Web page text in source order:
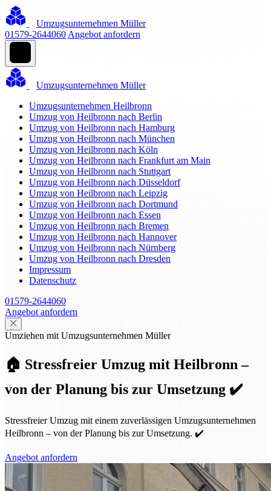
Umzugsunternehmen Müller
01579-2644060 Angebot anfordern
Umzugsunternehmen Müller
Umzugsunternehmen Heilbronn
Umzug von Heilbronn nach Berlin
Umzug von Heilbronn nach Hamburg
Umzug von Heilbronn nach München
Umzug von Heilbronn nach Köln
Umzug von Heilbronn nach Frankfurt am Main
Umzug von Heilbronn nach Stuttgart
Umzug von Heilbronn nach Düsseldorf
Umzug von Heilbronn nach Leipzig
Umzug von Heilbronn nach Dortmund
Umzug von Heilbronn nach Essen
Umzug von Heilbronn nach Bremen
Umzug von Heilbronn nach Hannover
Umzug von Heilbronn nach Nürnberg
Umzug von Heilbronn nach Dresden
Impressum
Datenschutz
01579-2644060
Angebot anfordern
Umziehen mit Umzugsunternehmen Müller
🏠 Stressfreier Umzug mit Heilbronn –
von der Planung bis zur Umsetzung ✔️
Stressfreier Umzug mit einem zuverlässigen Umzugsunternehmen
Heilbronn – von der Planung bis zur Umsetzung. ✔️
Angebot anfordern